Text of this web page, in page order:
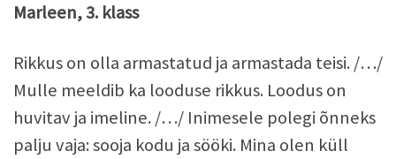
Marleen, 3. klass
Rikkus on olla armastatud ja armastada teisi. /…/
Mulle meeldib ka looduse rikkus. Loodus on
huvitav ja imeline. /…/ Inimesele polegi õnneks
palju vaja: sooja kodu ja sööki. Mina olen küll